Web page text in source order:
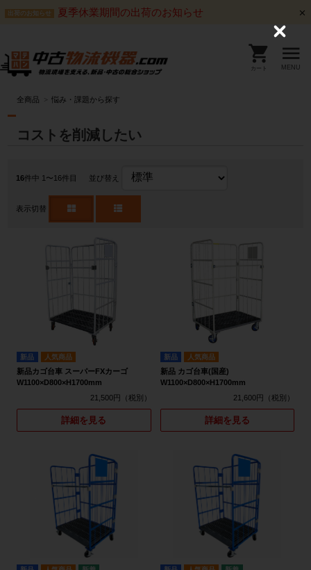
出荷のお知らせ 夏季休業期間の出荷のお知らせ
カート MENU
全商品 悩み・課題から探す
コストを削減したい
16件中 1〜16件目 並び替え
表示切替
新品 人気商品
新品カゴ台車 スーパーFXカーゴ
W1100×D800×H1700mm
21,500円
詳細を見る
新品 人気商品
新品 カゴ台車(国産)
W1100×D800×H1700mm
21,600円
詳細を見る
C
o
s